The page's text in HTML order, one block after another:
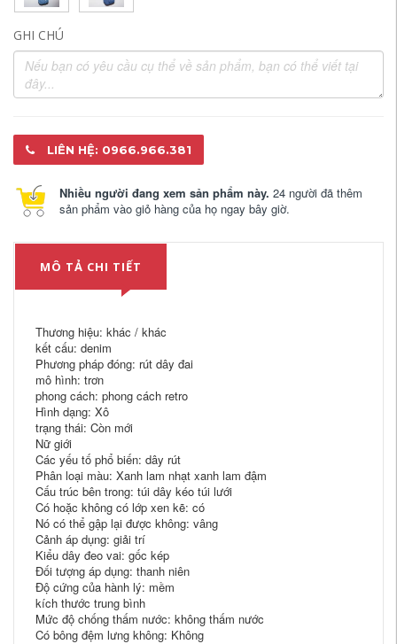
GHI CHÚ
LIÊN HỆ: 0966.966.381
Nhiều người đang xem sản phẩm này. 24 người đã thêm
sản phẩm vào giỏ hàng của họ ngay bây giờ.
MÔ TẢ CHI TIẾT
Thương hiệu: khác / khác
kết cấu: denim
Phương pháp đóng: rút dây đai
mô hình: trơn
phong cách: phong cách retro
Hình dạng: Xô
trạng thái: Còn mới
Nữ giới
Các yếu tố phổ biến: dây rút
Phân loại màu: Xanh lam nhạt xanh lam đậm
Cấu trúc bên trong: túi dây kéo túi lưới
Có hoặc không có lớp xen kẽ: có
Nó có thể gập lại được không: vâng
Cảnh áp dụng: giải trí
Kiểu dây đeo vai: gốc kép
Đối tượng áp dụng: thanh niên
Độ cứng của hành lý: mềm
kích thước trung bình
Mức độ chống thấm nước: không thấm nước
Có bông đệm lưng không: Không